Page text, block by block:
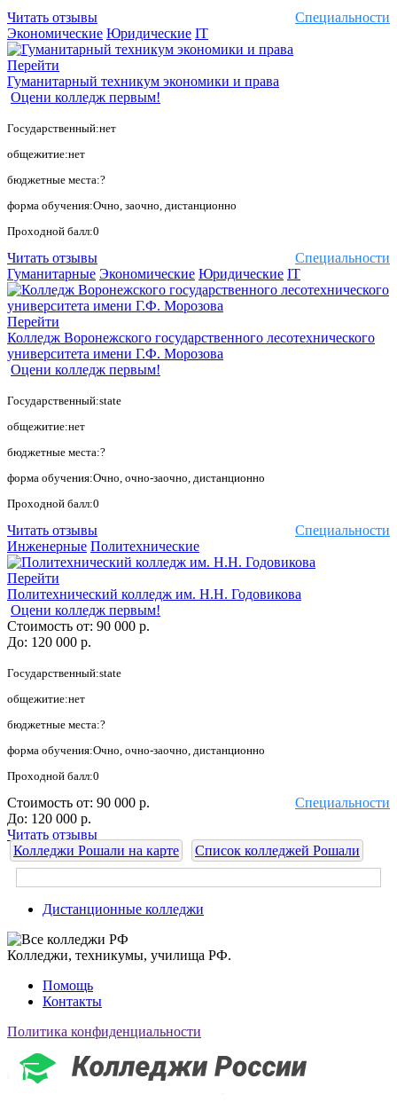
Специальности
Читать отзывы
Экономические Юридические IT
Перейти
Гуманитарный техникум экономики и права
Оцени колледж первым!
Государственный:нет
общежитие:нет
бюджетные места:?
форма обучения:Очно, заочно, дистанционно
Проходной балл:0
Специальности
Читать отзывы
Гуманитарные Экономические Юридические IT
Перейти
Колледж Воронежского государственного лесотехнического
университета имени Г.Ф. Морозова
Оцени колледж первым!
Государственный:state
общежитие:нет
бюджетные места:?
форма обучения:Очно, очно-заочно, дистанционно
Проходной балл:0
Специальности
Читать отзывы
Инженерные Политехнические
Перейти
Политехнический колледж им. Н.Н. Годовикова
Оцени колледж первым!
Стоимость от: 90 000 р.
До: 120 000 р.
Государственный:state
общежитие:нет
бюджетные места:?
форма обучения:Очно, очно-заочно, дистанционно
Проходной балл:0
Специальности
Стоимость от: 90 000 р.
До: 120 000 р.
Читать отзывы
Колледжи Рошали на карте
Список колледжей Рошали
Дистанционные колледжи
Колледжи, техникумы, училища РФ.
Помощь
Контакты
Политика конфиденциальности